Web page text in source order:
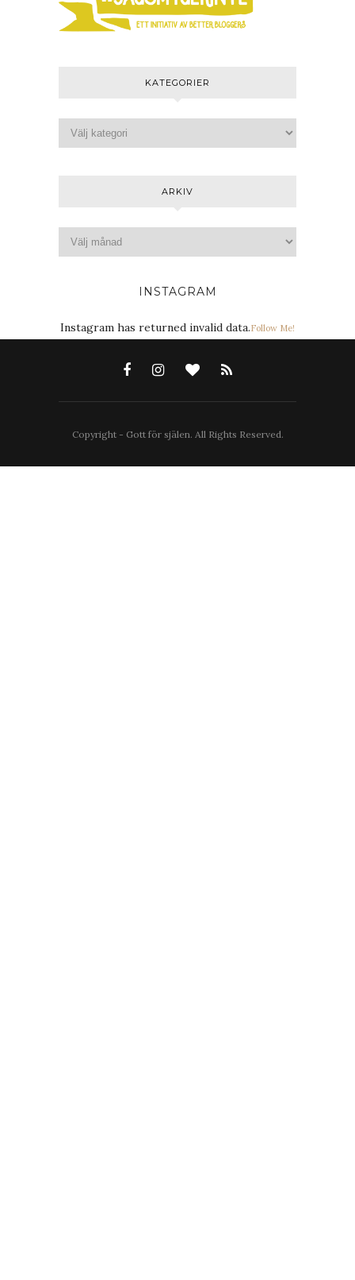
KATEGORIER
ARKIV
INSTAGRAM
Instagram has returned invalid data.Follow Me!
Copyright - Gott för själen. All Rights Reserved.